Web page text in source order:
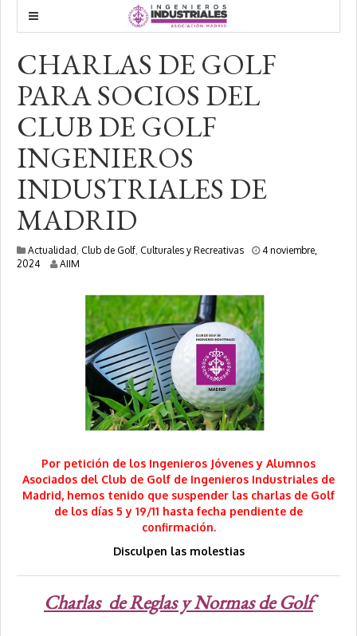
CHARLAS DE GOLF
PARA SOCIOS DEL
CLUB DE GOLF
INGENIEROS
INDUSTRIALES DE
MADRID
Actualidad , Club de Golf, Culturales y Recreativas
4 noviembre,
20244
AIIM
Por petición de los Ingenieros Jóvenes y Alumnos
Asociados del Club de Golf de Ingenieros Industriales de
Madrid, hemos tenido que suspender las charlas de Golf
de los días 5 y 19/11 hasta fecha pendiente de
confirmación.
Disculpen las molestias
Charlas de Reglas y Normas de Golf